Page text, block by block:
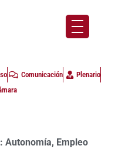
Comunicación
Plenario
Autonomía, Empleo
de Cáceres